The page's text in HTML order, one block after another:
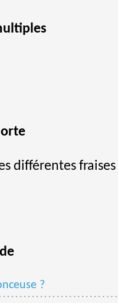
différentes
?